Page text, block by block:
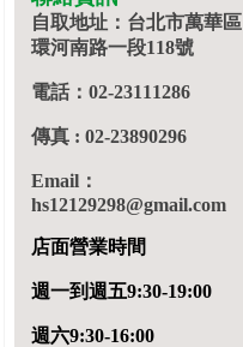
自取地址：台北市萬華區
環河南路一段118號
電話：02-23111286
傳真 : 02-23890296
Email：
hs12129298@gmail.com
店面營業時間
週一到週五9:30-19:00
週六9:30-16:00